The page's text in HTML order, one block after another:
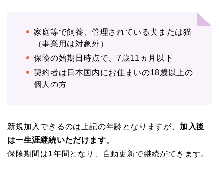
家庭等で飼養、管理されている犬または猫
（事業用は対象外）
保険の始期日時点で、7歳11ヵ月以下
契約者は日本国内にお住まいの18歳以上の
個人の方
新規加入できるのは上記の年齢となりますが、 加入後
は一生涯継続いただけます。
保険期間は1年間となり、自動更新で継続ができます。